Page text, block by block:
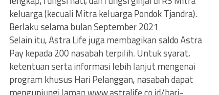
keluarga (kecuali Mitra keluarga Pondok Tjandra).
Berlaku selama bulan September 2021
Selain itu, Astra Life juga membagikan saldo Astra
Pay kepada 200 nasabah terpilih. Untuk syarat,
ketentuan serta informasi lebih lanjut mengenai
program khusus Hari Pelanggan, nasabah dapat